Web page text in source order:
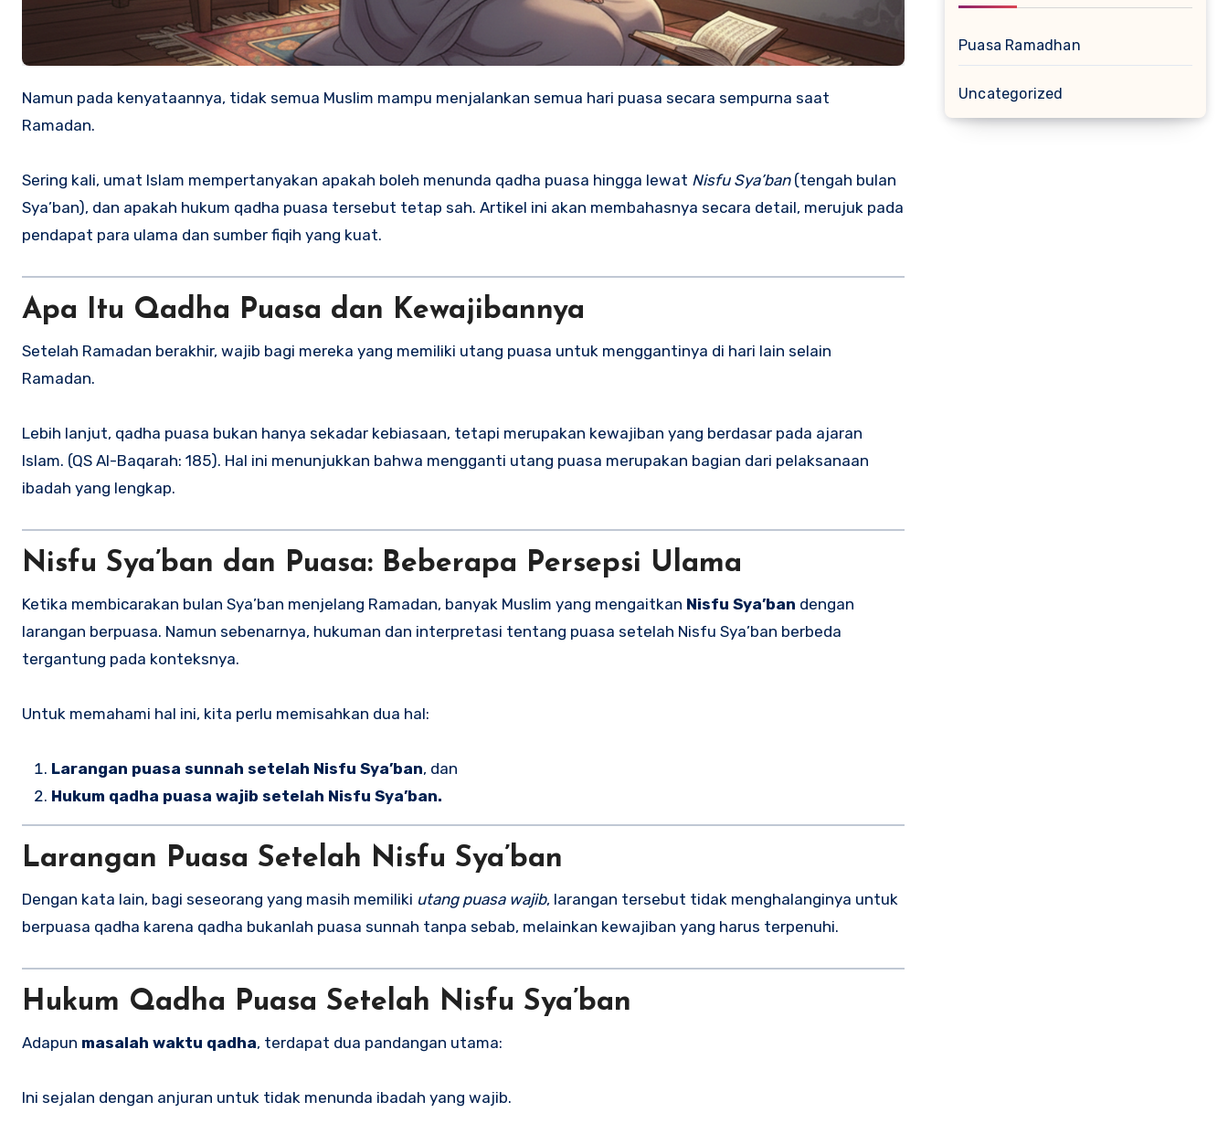
Namun pada kenyataannya, tidak semua Muslim mampu menjalankan semua hari puasa secara sempurna saat
Ramadan.
Sering kali, umat Islam mempertanyakan apakah boleh menunda qadha puasa hingga lewat Nisfu Sya’ban(tengah bulan
Sya’ban), dan apakah hukum qadha puasa tersebut tetap sah. Artikel ini akan membahasnya secara detail, merujuk pada
pendapat para ulama dan sumber fiqih yang kuat.
Apa Itu Qadha Puasa dan Kewajibannya
Setelah Ramadan berakhir, wajib bagi mereka yang memiliki utang puasa untuk menggantinya di hari lain selain
Ramadan.
Lebih lanjut, qadha puasa bukan hanya sekadar kebiasaan, tetapi merupakan kewajiban yang berdasar pada ajaran
Islam. (QS Al-Baqarah: 185). Hal ini menunjukkan bahwa mengganti utang puasa merupakan bagian dari pelaksanaan
ibadah yang lengkap.
Nisfu Sya’ban dan Puasa: Beberapa Persepsi Ulama
Ketika membicarakan bulan Sya’ban menjelang Ramadan, banyak Muslim yang mengaitkan Nisfu Sya’ban dengan
larangan berpuasa. Namun sebenarnya, hukuman dan interpretasi tentang puasa setelah Nisfu Sya’ban berbeda
tergantung pada konteksnya.
Untuk memahami hal ini, kita perlu memisahkan dua hal:
Larangan puasa sunnah setelah Nisfu Sya’ban, dan
Hukum qadha puasa wajib setelah Nisfu Sya’ban.
Larangan Puasa Setelah Nisfu Sya’ban
Dengan kata lain, bagi seseorang yang masih memiliki utang puasa wajib, larangan tersebut tidak menghalanginya untuk
berpuasa qadha karena qadha bukanlah puasa sunnah tanpa sebab, melainkan kewajiban yang harus terpenuhi.
Hukum Qadha Puasa Setelah Nisfu Sya’ban
Adapun masalah waktu qadha, terdapat dua pandangan utama:
Ini sejalan dengan anjuran untuk tidak menunda ibadah yang wajib.
Puasa Ramadhan
Uncategorized